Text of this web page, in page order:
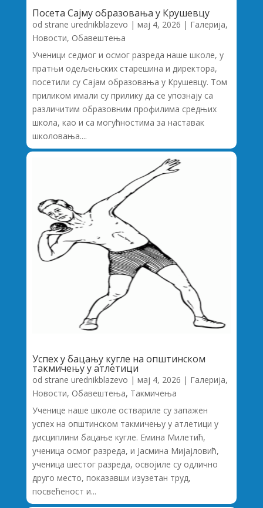
Посета Сајму образовања у Крушевцу
od strane urednikblazevo | мај 4, 2026 | Галерија,
Новости, Обавештења
Ученици седмог и осмог разреда наше школе, у
пратњи одељењских старешина и директора,
посетили су Сајам образовања у Крушевцу. Том
приликом имали су прилику да се упознају са
различитим образовним профилима средњих
школа, као и са могућностима за наставак
школовања....
Успех у бацању кугле на општинском
такмичењу у атлетици
od strane urednikblazevo | мај 4, 2026 | Галерија,
Новости, Обавештења, Такмичења
Ученице наше школе оствариле су запажен
успех на општинском такмичењу у атлетици у
дисциплини бацање кугле. Емина Милетић,
ученица осмог разреда, и Јасмина Мијајловић,
ученица шестог разреда, освојиле су одлично
друго место, показавши изузетан труд,
посвећеност и...